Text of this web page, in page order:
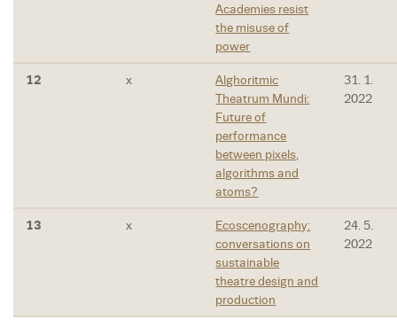
Academies resist
the misuse of
power
12 x
Alghoritmic
Theatrum Mundi:
Future of
performance
between pixels,
algorithms and
atoms?
31. 1.
2022
13 x
Ecoscenography:
conversations on
sustainable
theatre design and
production
24. 5.
2022